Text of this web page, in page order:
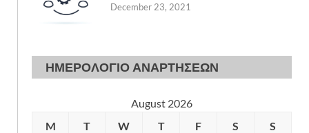
December 23, 2021
ΗΜΕΡΟΛΟΓΙΟ ΑΝΑΡΤΗΣΕΩΝ
August 2026
M
T W T F S S